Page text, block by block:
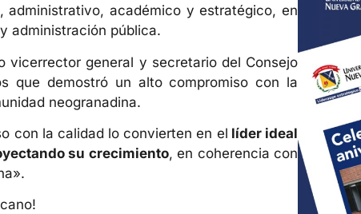
académico y estratégico, en
administración pública.
vicerrector general y secretario del Consejo
que demostró un alto compromiso con la
neogranadina.
con la calidad lo convierten en el líder ideal
su crecimiento, en coherencia con